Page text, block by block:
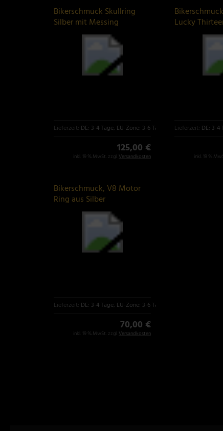
Bikerschmuck Skullring
Silber mit Messing
Totenkopf
Lieferzeit: DE: 3-4 Tage, EU-Zone: 3-6 Tage
125,00 €
inkl. 19 % MwSt. zzgl. Versandkosten
Lucky
Lieferzeit: DE: 3-4
inkl. 19 %
Bikerschmuck, V8 Motor
Ring aus Silber
Lieferzeit: DE: 3-4 Tage, EU-Zone: 3-6 Tage
70,00 €
inkl. 19 % MwSt. zzgl. Versandkosten